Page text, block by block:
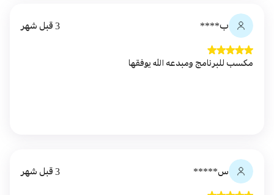
ب**** 3 قبل شهر
مكسب للبرنامج ومبدعه الله يوفقها
س***** 3 قبل شهر